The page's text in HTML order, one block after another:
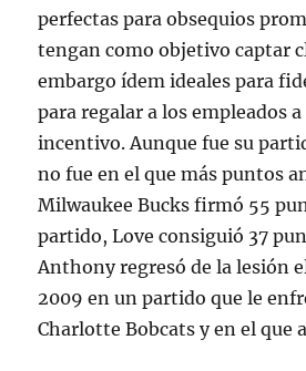
perfectas para obsequios
tengan como objetivo captar
embargo ídem ideales para
para regalar a los empleados
incentivo. Aunque fue su
no fue en el que más puntos
Milwaukee Bucks firmó 55
partido, Love consiguió 37
Anthony regresó de la lesión
2009 en un partido que le
Charlotte Bobcats y en el que